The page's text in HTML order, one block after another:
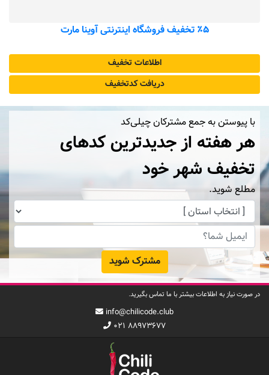
٪۵ تخفیف فروشگاه اینترنتی آوینا مارت
اطلاعات تخفیف
دریافت کد‌تخفیف
با پیوستن به جمع مشترکان چیلی‌کد
هر هفته از جدیدترین کدهای
تخفیف شهر خود
مطلع شوید.
مشترک شوید
در صورت نیاز به اطلاعات بیشتر با ما تماس بگیرید.
info@chilicode.club
۰۲۱ ۸۸۹۷۳۶۷۷